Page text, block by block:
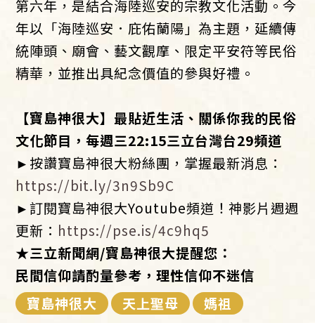
第六年，是結合海陸巡安的宗教文化活動。今
年以「海陸巡安．庇佑蘭陽」為主題，延續傳
統陣頭、廟會、藝文觀摩、限定平安符等民俗
精華，並推出具紀念價值的參與好禮。
【寶島神很大】最貼近生活、關係你我的民俗
文化節目，每週三22:15三立台灣台29頻道
►按讚寶島神很大粉絲團，掌握最新消息：
https://bit.ly/3n9Sb9C
►訂閱寶島神很大Youtube頻道！神影片週週
更新： https://pse.is/4c9hq5
★三立新聞網/寶島神很大提醒您：
民間信仰請酌量參考，理性信仰不迷信
寶島神很大
天上聖母
媽祖